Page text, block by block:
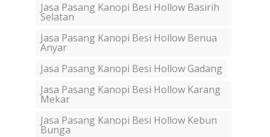
Jasa Pasang Kanopi Besi Hollow Basirih
Selatan
Jasa Pasang Kanopi Besi Hollow Benua
Anyar
Jasa Pasang Kanopi Besi Hollow Gadang
Jasa Pasang Kanopi Besi Hollow Karang
Mekar
Jasa Pasang Kanopi Besi Hollow Kebun
Bunga